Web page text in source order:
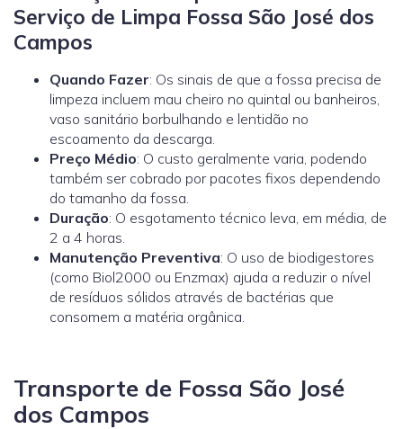
Serviço de Limpa Fossa São José dos
Campos
Quando Fazer: Os sinais de que a fossa precisa de
limpeza incluem mau cheiro no quintal ou banheiros,
vaso sanitário borbulhando e lentidão no
escoamento da descarga.
Preço Médio: O custo geralmente varia, podendo
também ser cobrado por pacotes fixos dependendo
do tamanho da fossa.
Duração: O esgotamento técnico leva, em média, de
2 a 4 horas.
Manutenção Preventiva: O uso de biodigestores
(como Biol2000 ou Enzmax) ajuda a reduzir o nível
de resíduos sólidos através de bactérias que
consomem a matéria orgânica.
Transporte de Fossa São José
dos Campos